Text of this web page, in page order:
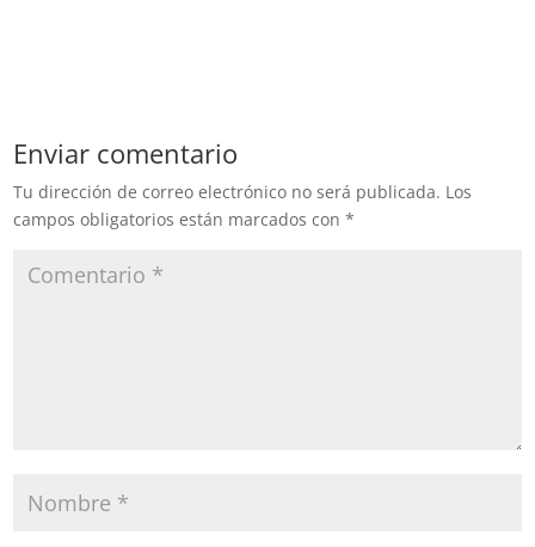
Enviar comentario
Tu dirección de correo electrónico no será publicada. Los
campos obligatorios están marcados con*